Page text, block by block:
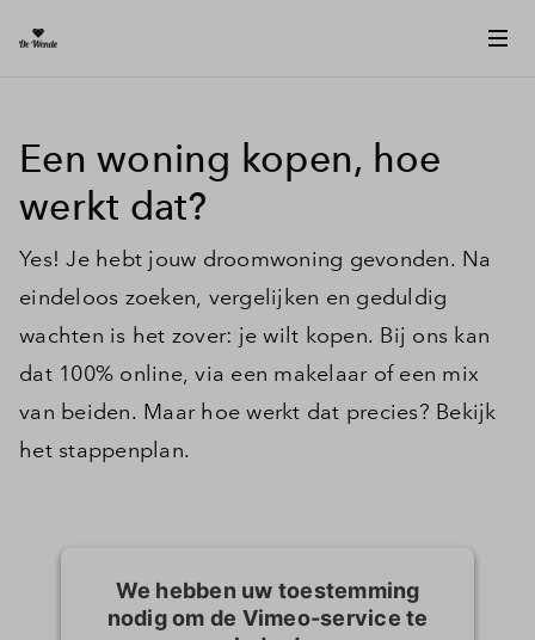
Een woning kopen, hoe
werkt dat?
Yes! Je hebt jouw droomwoning gevonden. Na
eindeloos zoeken, vergelijken en geduldig
wachten is het zover: je wilt kopen. Bij ons kan
dat 100% online, via een makelaar of een mix
van beiden. Maar hoe werkt dat precies? Bekijk
het stappenplan.
We hebben uw toestemming
nodig om de Vimeo-service te